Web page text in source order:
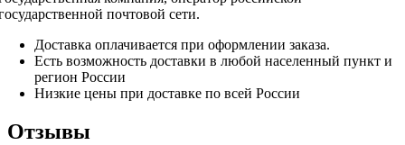
почтовой сети.
Доставка оплачивается при оформлении заказа.
Есть возможность доставки в любой населенный пункт и
регион России
Низкие цены при доставке по всей России
Отзывы